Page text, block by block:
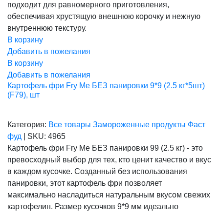
подходит для равномерного приготовления,
обеспечивая хрустящую внешнюю корочку и нежную
внутреннюю текстуру.
В корзину
Добавить в пожелания
В корзину
Добавить в пожелания
Картофель фри Fry Me БЕЗ панировки 9*9 (2.5 кг*5шт)
(F79), шт
Категория: Все товары Замороженные продукты Фаст
фуд
SKU: 4965
Картофель фри Fry Me БЕЗ панировки 99 (2.5 кг) - это
превосходный выбор для тех, кто ценит качество и вкус
в каждом кусочке. Созданный без использования
панировки, этот картофель фри позволяет
максимально насладиться натуральным вкусом свежих
картофелин. Размер кусочков 9*9 мм идеально